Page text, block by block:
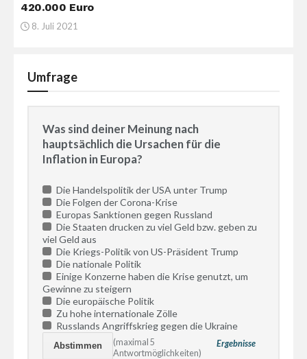
420.000 Euro
8. Juli 2021
Umfrage
Was sind deiner Meinung nach
hauptsächlich die Ursachen für die
Inflation in Europa?
Die Handelspolitik der USA unter Trump
Die Folgen der Corona-Krise
Europas Sanktionen gegen Russland
Die Staaten drucken zu viel Geld bzw. geben zu
viel Geld aus
Die Kriegs-Politik von US-Präsident Trump
Die nationale Politik
Einige Konzerne haben die Krise genutzt, um
Gewinne zu steigern
Die europäische Politik
Zu hohe internationale Zölle
Russlands Angriffskrieg gegen die Ukraine
Ergebnisse
(maximal 5
Antwortmöglichkeiten)